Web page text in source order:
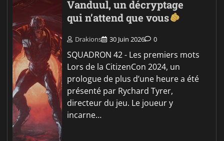
Vanduul, un décryptage
qui n’attend que vous
Drakions 30 Juin 2026 0
SQUADRON 42 - Les premiers mots
Lors de la CitizenCon 2024, un
prologue de plus d’une heure a été
présenté par Rychard Tyrer,
directeur du jeu. Le joueur y
incarne…